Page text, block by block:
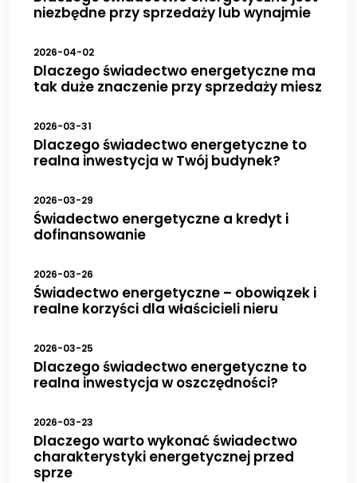
niezbędne przy sprzedaży lub wynajmie
2026-04-02
Dlaczego świadectwo energetyczne ma
tak duże znaczenie przy sprzedaży miesz
2026-03-31
Dlaczego świadectwo energetyczne to
realna inwestycja w Twój budynek?
2026-03-29
Świadectwo energetyczne a kredyt i
dofinansowanie
2026-03-26
Świadectwo energetyczne – obowiązek i
realne korzyści dla właścicieli nieru
2026-03-25
Dlaczego świadectwo energetyczne to
realna inwestycja w oszczędności?
2026-03-23
Dlaczego warto wykonać świadectwo
charakterystyki energetycznej przed
sprze